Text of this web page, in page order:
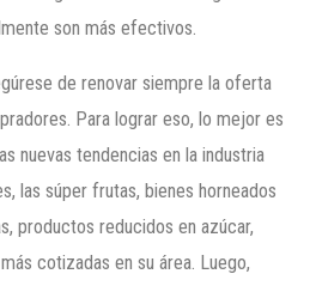
son más efectivos.
de renovar siempre la oferta
Para lograr eso, lo mejor es
nuevas tendencias en la industria
las súper frutas, bienes horneados
productos reducidos en azúcar,
cotizadas en su área. Luego,